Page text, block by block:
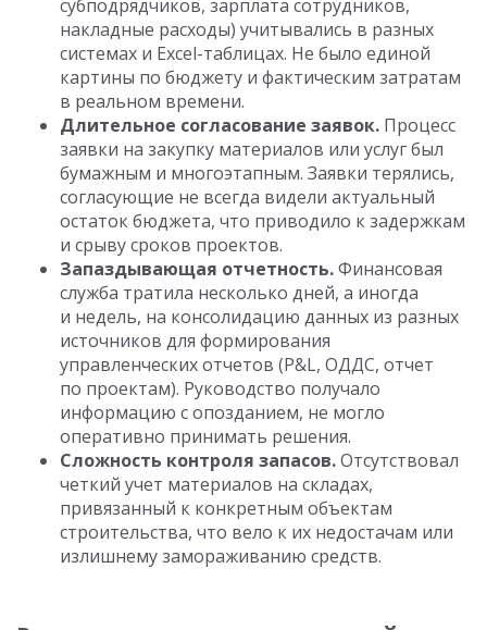
субподрядчиков, зарплата сотрудников,
накладные расходы) учитывались в разных
системах и Excel-таблицах. Не было единой
картины по бюджету и фактическим затратам
в реальном времени.
Длительное согласование заявок. Процесс
заявки на закупку материалов или услуг был
бумажным и многоэтапным. Заявки терялись,
согласующие не всегда видели актуальный
остаток бюджета, что приводило к задержкам
и срыву сроков проектов.
Запаздывающая отчетность.Финансовая
служба тратила несколько дней, а иногда
и недель, на консолидацию данных из разных
источников для формирования
управленческих отчетов (P&L, ОДДС, отчет
по проектам). Руководство получало
информацию с опозданием, не могло
оперативно принимать решения.
Сложность контроля запасов.Отсутствовал
четкий учет материалов на складах,
привязанный к конкретным объектам
строительства, что вело к их недостачам или
излишнему замораживанию средств.